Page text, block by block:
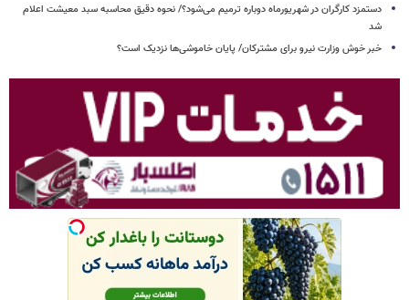
دستمزد کارگران در شهریورماه دوباره ترمیم می‌شود؟/ نحوه دقیق محاسبه سبد معیشت اعلام
شد
خبر خوش وزارت نیرو برای مشترکان/ پایان خاموشی‌ها نزدیک است؟